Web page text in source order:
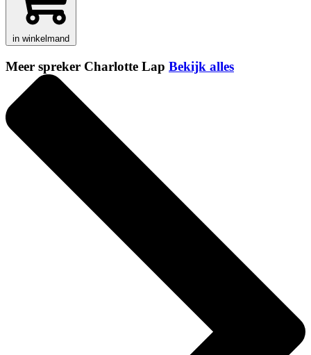
in winkelmand
Meer spreker Charlotte Lap Bekijk alles